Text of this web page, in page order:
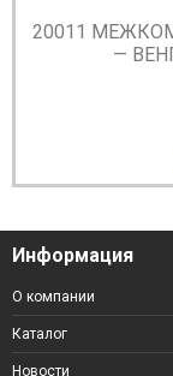
20011
—
Информация
О компании
Каталог
Новости